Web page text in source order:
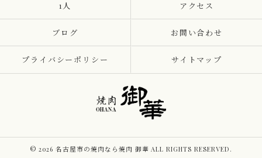
1人 アクセス
ブログ お問い合わせ
プライバシーポリシー サイトマップ
© 2026 名古屋市の焼肉なら焼肉 御華 ALL RIGHTS RESERVED.